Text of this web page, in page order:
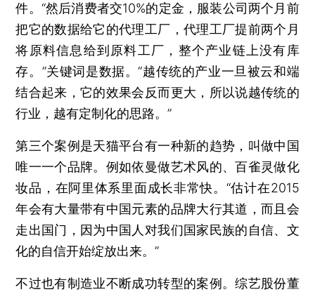
件。“然后消费者交10%的定金，服装公司两个月前
把它的数据给它的代理工厂，代理工厂提前两个月
将原料信息给到原料工厂，整个产业链上没有库
存。”关键词是数据。“越传统的产业一旦被云和端
结合起来，它的效果会反而更大，所以说越传统的
行业，越有定制化的思路。”
第三个案例是天猫平台有一种新的趋势，叫做中国
唯一一个品牌。例如依曼做艺术风的、百雀灵做化
妆品，在阿里体系里面成长非常快。“估计在2015
年会有大量带有中国元素的品牌大行其道，而且会
走出国门，因为中国人对我们国家民族的自信、文
化的自信开始绽放出来。”
不过也有制造业不断成功转型的案例。综艺股份董